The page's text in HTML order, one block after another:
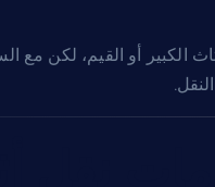
الكبير أو القيم، لكن